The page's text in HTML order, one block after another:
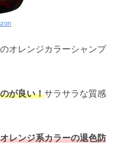
オレンジカラーシャンプ
が良い！サラサラな質感
オレンジ系カラーの退色防